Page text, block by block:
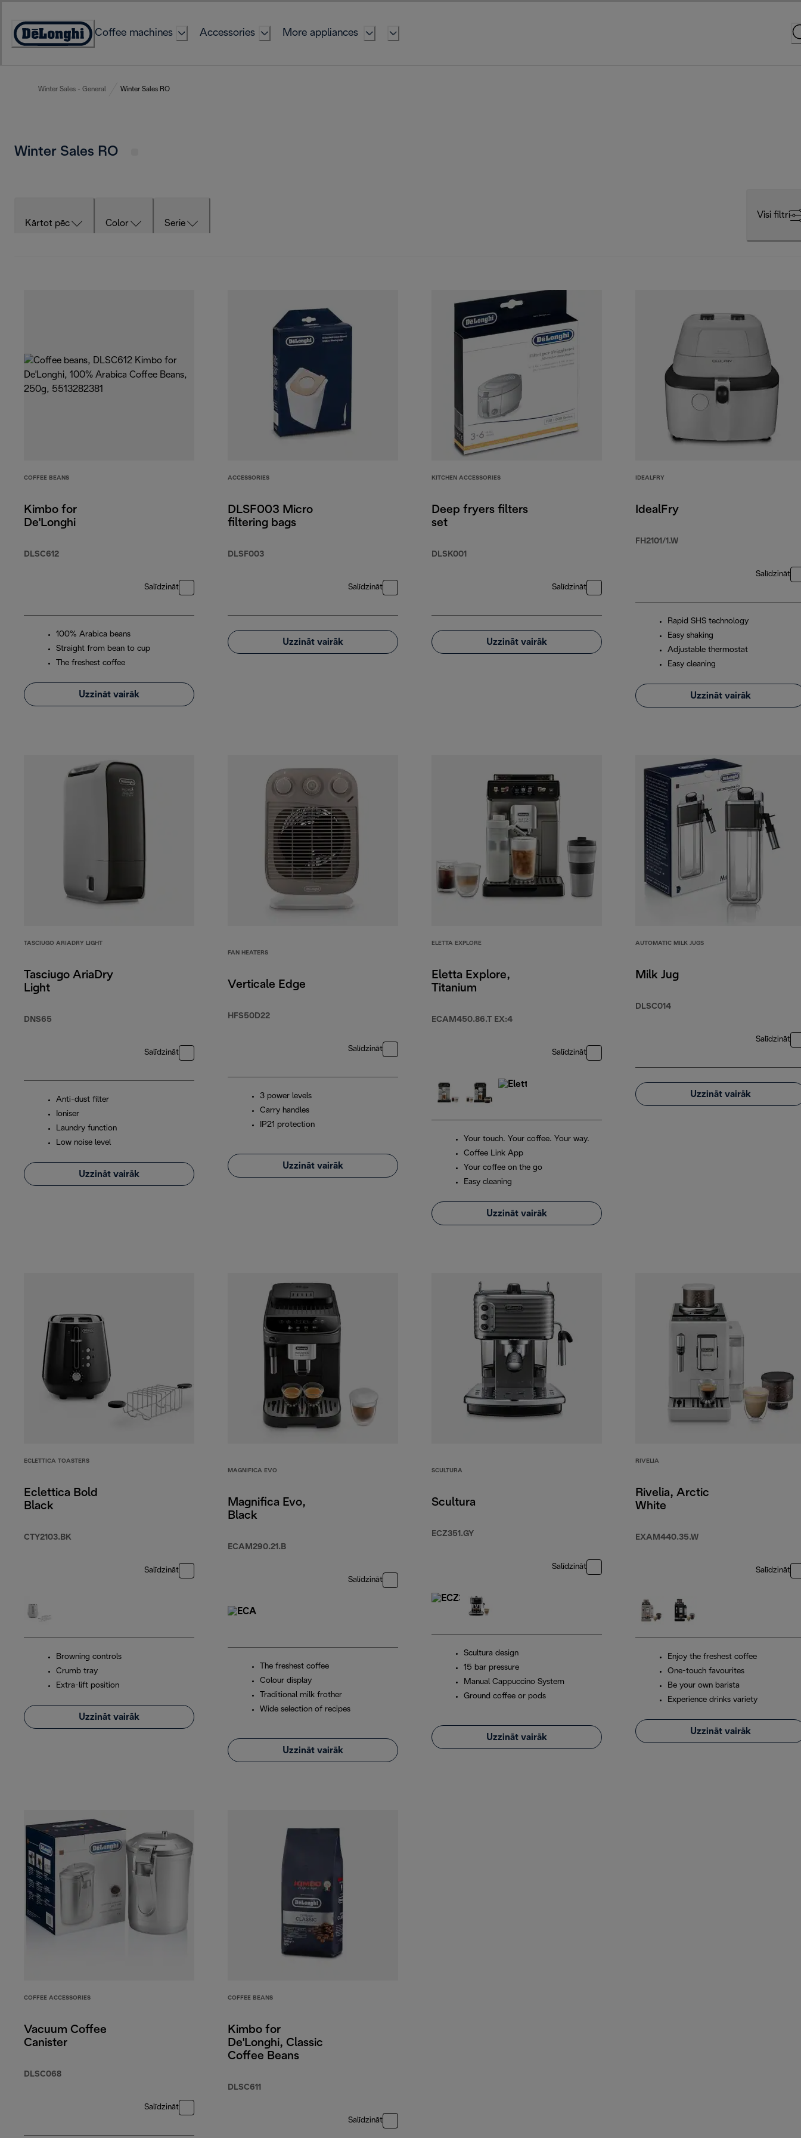
Content
Accessibility
Coffee machines Accessories More appliances
Winter Sales - General Winter Sales RO
Winter Sales RO
Kārtot pēc Color Serie
Visi filtri
COFFEE BEANS
Kimbo for
De'Longhi
DLSC612
Salīdzināt
100% Arabica beans
Straight from bean to cup
The freshest coffee
Uzzināt vairāk
ACCESSORIES
DLSF003 Micro
filtering bags
DLSF003
Salīdzināt
Uzzināt vairāk
KITCHEN ACCESSORIES
Deep fryers filters
set
DLSK001
Salīdzināt
Uzzināt vairāk
IDEALFRY
IdealFry
FH2101/1.W
Salīdzināt
Rapid SHS technology
Easy shaking
Adjustable thermostat
Easy cleaning
Uzzināt vairāk
TASCIUGO ARIADRY LIGHT
Tasciugo AriaDry
Light
DNS65
Salīdzināt
Anti-dust filter
Ioniser
Laundry function
Low noise level
Uzzināt vairāk
FAN HEATERS
Verticale Edge
HFS50D22
Salīdzināt
3 power levels
Carry handles
IP21 protection
Uzzināt vairāk
ELETTA EXPLORE
Eletta Explore,
Titanium
ECAM450.86.T EX:4
Salīdzināt
Your touch. Your coffee. Your way.
Coffee Link App
Your coffee on the go
Easy cleaning
Uzzināt vairāk
AUTOMATIC MILK JUGS
Milk Jug
DLSC014
Salīdzināt
Uzzināt vairāk
ECLETTICA TOASTERS
Eclettica Bold
Black
CTY2103.BK
Salīdzināt
Browning controls
Crumb tray
Extra-lift position
Uzzināt vairāk
MAGNIFICA EVO
Magnifica Evo,
Black
ECAM290.21.B
Salīdzināt
The freshest coffee
Colour display
Traditional milk frother
Wide selection of recipes
Uzzināt vairāk
SCULTURA
Scultura
ECZ351.GY
Salīdzināt
Scultura design
15 bar pressure
Manual Cappuccino System
Ground coffee or pods
Uzzināt vairāk
RIVELIA
Rivelia, Arctic
White
EXAM440.35.W
Salīdzināt
Enjoy the freshest coffee
One-touch favourites
Be your own barista
Experience drinks variety
Uzzināt vairāk
COFFEE ACCESSORIES
Vacuum Coffee
Canister
DLSC068
Salīdzināt
COFFEE BEANS
Kimbo for
De'Longhi, Classic
Coffee Beans
DLSC611
Salīdzināt